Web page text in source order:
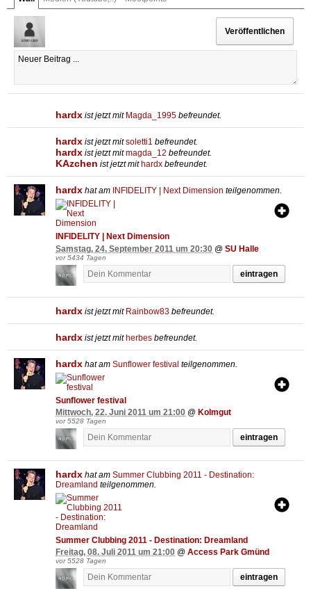
hardx ist jetzt mit Magda_1995 befreundet.
hardx ist jetzt mitsoletti1 befreundet.
hardx ist jetzt mitmagda_12 befreundet.
KAzchen ist jetzt mit hardx befreundet.
hardx hat am INFIDELITY | Next Dimension teilgenommen.
INFIDELITY | Next Dimension
Samstag, 24. September 2011 um 20:30 @ SU Halle
vor 5434 Tagen
eintragen
hardx ist jetzt mit Rainbow83 befreundet.
hardx ist jetzt mitherbes befreundet.
hardx hat am Sunflower festival teilgenommen.
Sunflower festival
Mittwoch, 22. Juni 2011 um 21:00 @ Kolmgut
vor 5528 Tagen
eintragen
hardx hat am Summer Clubbing 2011 - Destination:
Dreamland teilgenommen.
Summer Clubbing 2011 - Destination: Dreamland
Freitag, 08. Juli 2011 um 21:00 @ Access Park Gmünd
vor 5528 Tagen
eintragen